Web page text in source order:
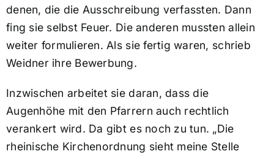
denen, die die Ausschreibung verfassten. Dann
fing sie selbst Feuer. Die anderen mussten allein
weiter formulieren. Als sie fertig waren, schrieb
Weidner ihre Bewerbung.
Inzwischen arbeitet sie daran, dass die
Augenhöhe mit den Pfarrern auch rechtlich
verankert wird. Da gibt es noch zu tun. „Die
rheinische Kirchenordnung sieht meine Stelle